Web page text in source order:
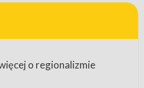
o regionalizmie